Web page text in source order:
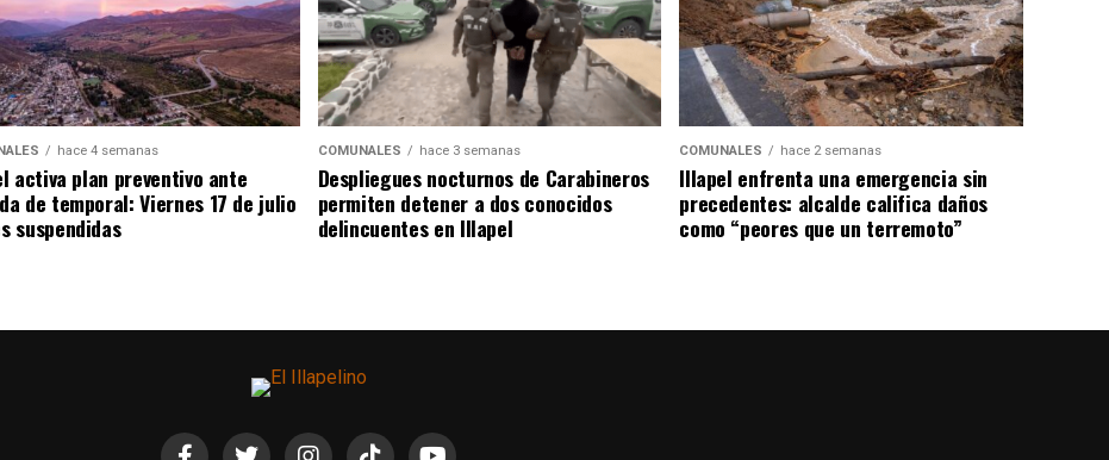
hace 4 semanas
activa plan preventivo ante
de temporal: Viernes 17 de julio
suspendidas
COMUNALES hace 3 semanas
Despliegues nocturnos de Carabineros
permiten detener a dos conocidos
delincuentes en Illapel
COMUNALES hace 2 semanas
Illapel enfrenta una emergencia sin
precedentes: alcalde califica daños
como “peores que un terremoto”